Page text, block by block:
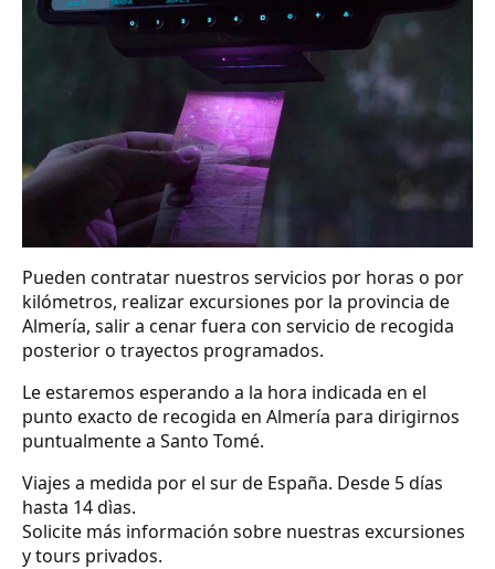
Pueden contratar nuestros servicios por horas o por
kilómetros, realizar excursiones por la provincia de
Almería, salir a cenar fuera con servicio de recogida
posterior o trayectos programados.
Le estaremos esperando a la hora indicada en el
punto exacto de recogida en Almería para dirigirnos
puntualmente a Santo Tomé.
Viajes a medida por el sur de España. Desde 5 días
hasta 14 dìas.
Solicite más información sobre nuestras excursiones
y tours privados.